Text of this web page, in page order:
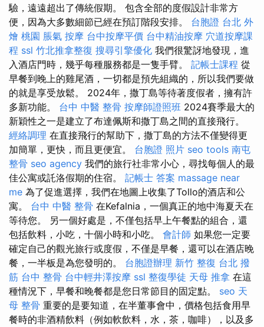
驗，遠遠超出了傳統假期。 包含全部的度假設計非常方
便，因為大多數細節已經在預訂階段安排。 台胞證 台北 外
燴 桃園 脹氣 按摩 台中按摩平價 台中精油按摩 穴道按摩課
程 ssl 竹北推拿整復 搜尋引擎優化 我們很驚訝地發現，進
入酒店門時，幾乎每種服務都是一隻手臂。 記帳士課程 從
早餐到晚上的雞尾酒，一切都是預先組織的，所以我們要做
的就是享受放鬆。 2024年，撒丁島等待著度假者，擁有許
多新功能。 台中 中醫 整骨 按摩師證照班 2024賽季最大的
新穎性之一是建立了布達佩斯和撒丁島之間的直接飛行。
經絡調理 在直接飛行的幫助下，撒丁島的方法不僅變得更
加簡單，更快，而且更便宜。 台胞證 照片 seo tools 南屯
整骨 seo agency 我們的旅行社非常小心，尋找每個人的最
佳公寓或託洛假期的住宿。 記帳士 答案 massage near
me 為了促進選擇，我們在地圖上收集了Tollo的酒店和公
寓。 台中 中醫 整骨 在Kefalnia，一個真正的地中海夏天在
等待您。 另一個好處是，不僅包括早上午餐點的組合，還
包括飲料，小吃，十個小時和小吃。 會計師 如果您一定要
確定自己的觀光旅行或度假，不僅是早餐，還可以在酒店晚
餐，一半板是為您發明的。 台胞證辦理 新竹 整復 台北 撥
筋 台中 整骨 台中輕井澤按摩 ssl 整復學徒 天母 推拿 在這
種情況下，早餐和晚餐都是您日常節目的固定點。 seo 天
母 整骨 重要的是要知道，在半董事會中，價格包括食用早
餐時的非酒精飲料（例如軟飲料，水，茶，咖啡），以及多